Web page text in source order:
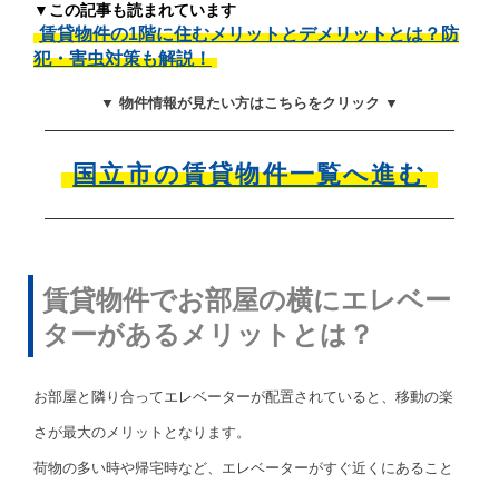
▼この記事も読まれています
賃貸物件の1階に住むメリットとデメリットとは？防
犯・害虫対策も解説！
▼ 物件情報が見たい方はこちらをクリック ▼
国立市の賃貸物件一覧へ進む
賃貸物件でお部屋の横にエレベー
ターがあるメリットとは？
お部屋と隣り合ってエレベーターが配置されていると、移動の楽
さが最大のメリットとなります。
荷物の多い時や帰宅時など、エレベーターがすぐ近くにあること